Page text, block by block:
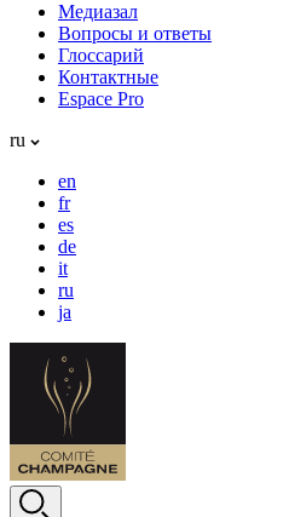
Медиазал
Вопросы и ответы
Глоссарий
Контактные
Espace Pro
ru
en
fr
es
de
it
ru
ja